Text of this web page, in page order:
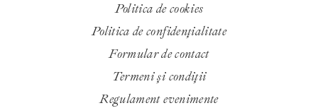
Politica de cookies
Politica de confidenţialitate
Formular de contact
Termeni și condiții
Regulament evenimente